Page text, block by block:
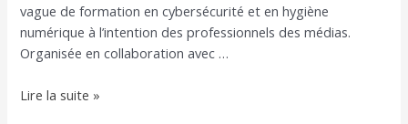
vague de formation en cybersécurité et en hygiène
numérique à l’intention des professionnels des médias.
Organisée en collaboration avec …
Lire la suite »